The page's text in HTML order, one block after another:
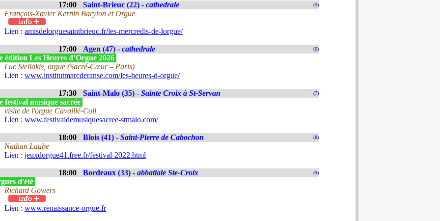
17:00 Saint-Brieuc (22) - cathedrale (5)
François-Xavier Kernin Baryton et Orgue
Lien : amisdelorguesaintbrieuc.fr/les-mercredis-de-lorgue/
17:00 Agen (47) - cathedrale (6)
édition Les Heures d’Orgue 2026
Luc Stellakis, orgue (Sacré-Cœur – Paris)
Lien : www.institutmarcderanse.com/les-heures-d-orgue/
17:30 Saint-Malo (35) - Sainte Croix à St-Servan (7)
festival musique sacrée
visite de l'orgue Cavaillé-Coll
Lien : www.festivaldemusiquesacree-stmalo.com/
18:00 Blois (41) - Saint-Pierre de Cabochon (8)
Nathan Laube
Lien : jeuxdorgue41.free.fr/festival-2022.html
18:00 Bordeaux (33) - abbatiale Ste-Croix (9)
d'été
Richard Gowers
Lien : www.renaissance-orgue.fr